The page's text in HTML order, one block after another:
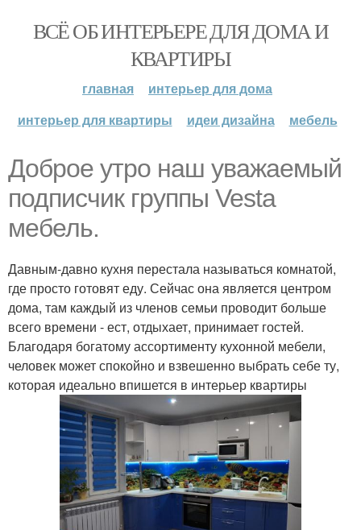
ВСЁ ОБ ИНТЕРЬЕРЕ ДЛЯ ДОМА И
КВАРТИРЫ
главная
интерьер для дома
интерьер для квартиры
идеи дизайна мебель
Доброе утро наш уважаемый
подписчик группы Vesta
мебель.
Давным-давно кухня перестала называться комнатой,
где просто готовят еду. Сейчас она является центром
дома, там каждый из членов семьи проводит больше
всего времени - ест, отдыхает, принимает гостей.
Благодаря богатому ассортименту кухонной мебели,
человек может спокойно и взвешенно выбрать себе ту,
которая идеально впишется в интерьер квартиры